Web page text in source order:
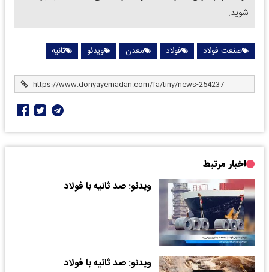
شوید.
صنعت فولاد فولاد معدن ویدئو ثانیه
اخبار مرتبط
ویدئو: صد ثانیه با فولاد
ویدئو: صد ثانیه با فولاد